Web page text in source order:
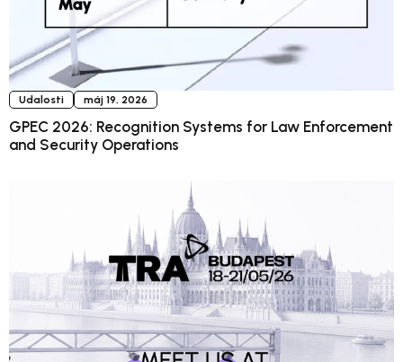
Udalosti máj 19, 2026
GPEC 2026: Recognition Systems for Law Enforcement
and Security Operations